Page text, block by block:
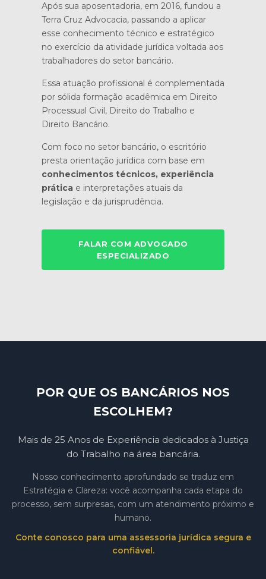
Após sua aposentadoria, em 2016, fundou a
Terra Cruz Advocacia, passando a aplicar
esse conhecimento técnico e estratégico
no exercício da atividade jurídica voltada aos
trabalhadores do setor bancário.
Essa atuação profissional é complementada
por sólida formação acadêmica em Direito
Processual Civil, Direito do Trabalho e
Direito Bancário.
Com foco no setor bancário, o escritório
presta orientação jurídica com base em
conhecimentos técnicos, experiência
prática e interpretações atuais da
legislação e da jurisprudência.
FALAR COM ADVOGADO
ESPECIALIZADO
POR QUE OS BANCÁRIOS NOS
ESCOLHEM?
Mais de 25 Anos de Experiência dedicados à Justiça
do Trabalho na área bancária.
Nosso conhecimento aprofundado se traduz em
Estratégia e Clareza: você acompanha cada etapa do
processo, sem surpresas, com um atendimento próximo e
humano.
Conte conosco para uma assessoria jurídica segura e
confiável.